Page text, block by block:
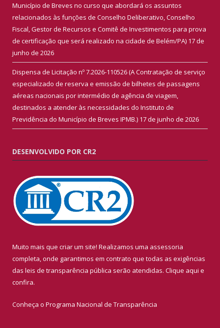
Município de Breves no curso que abordará os assuntos
relacionados às funções de Conselho Deliberativo, Conselho
Fiscal, Gestor de Recursos e Comitê de Investimentos para prova
de certificação que será realizado na cidade de Belém/PA) 17 de
junho de 2026
Dispensa de Licitação nº 7.2026-110526 (A Contratação de serviço
especializado de reserva e emissão de bilhetes de passagens
aéreas nacionais por intermédio de agência de viagem,
destinados a atender às necessidades do Instituto de
Previdência do Município de Breves IPMB.) 17 de junho de 2026
DESENVOLVIDO POR CR2
Muito mais que criar um site! Realizamos uma assessoria
completa, onde garantimos em contrato que todas as exigências
das leis de transparência pública serão atendidas. Clique aqui e
confira.
Conheça o Programa Nacional de Transparência